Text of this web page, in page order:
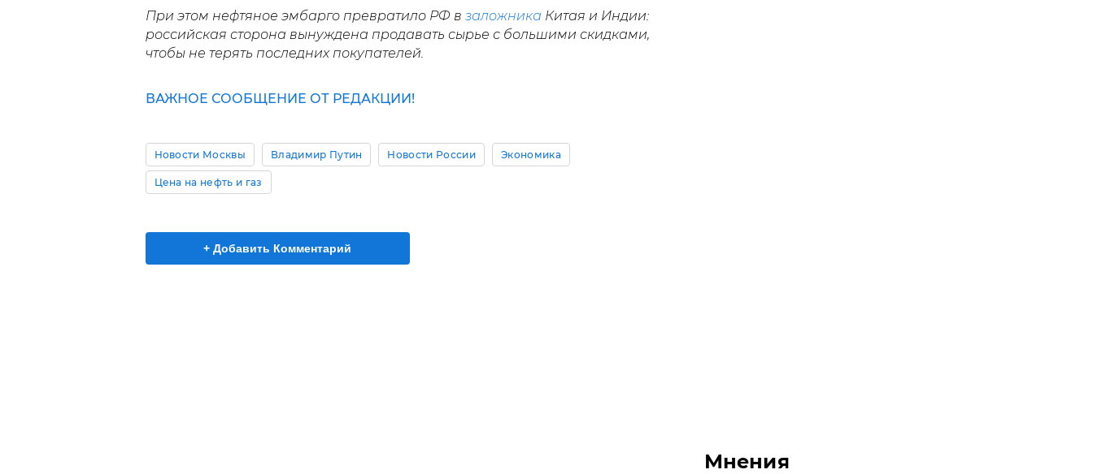
При этом нефтяное эмбарго превратило РФ в заложника Китая и Индии:
российская сторона вынуждена продавать сырье с большими скидками,
чтобы не терять последних покупателей.
ВАЖНОЕ СООБЩЕНИЕ ОТ РЕДАКЦИИ!
Новости Москвы Владимир Путин Новости России Экономика
Цена на нефть и газ
+ Добавить Комментарий
Мнения